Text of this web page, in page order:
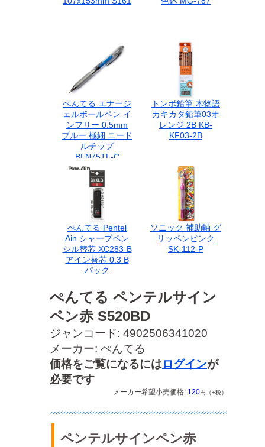
ぺんてる ペンテルサイン
ペン赤 S520BD
ジャンコード: 4902506341020
メーカー: ぺんてる
価格をご覧になるにはログインが
必要です
メーカー希望小売価格: 120円（+税）
ペンテルサインペン赤
ぺんてる エナージ
ェルボールペン イ
ンフリー 0.5mm
ブルー 極細 ニード
ルチップ
BLN75TL-C
トンボ鉛筆 木物語
カキカタ鉛筆03オ
レンジ 2B KB-
KF03-2B
ぺんてる Pentel
Ain シャープペン
シル替芯 XC283-B
アイン替芯 0.3 B
パック
ソニック 補助軸 グ
リッペンピンク
SK-112-P